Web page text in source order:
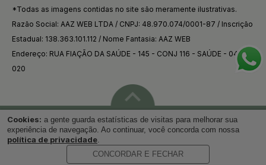
*Todas as imagens contidas no site são meramente ilustrativas.
Razão Social: AAZ WEB LTDA / CNPJ: 48.970.074/0001-87 / Inscrição
Estadual: 138.363.101.112 / Nome Fantasia: AAZ WEB
Endereço: RUA FIAÇÃO DA SAÚDE - 145 - CONJ 116 - SAÚDE - 04144-
020
Voltar ao topo
Desenvolvido por
Cookies: a gente guarda estatísticas de visitas para melhorar sua
experiência de navegação. Ao continuar, você concorda com nossa
política de privacidade.
CONCORDAR E FECHAR